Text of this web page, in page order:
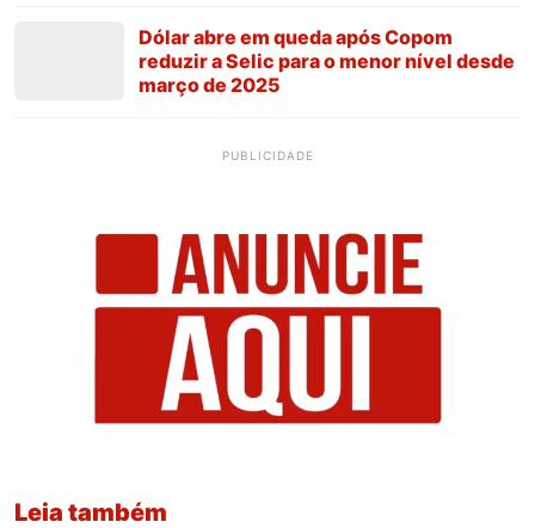
Dólar abre em queda após Copom
reduzir a Selic para o menor nível desde
março de 2025
PUBLICIDADE
Leia também